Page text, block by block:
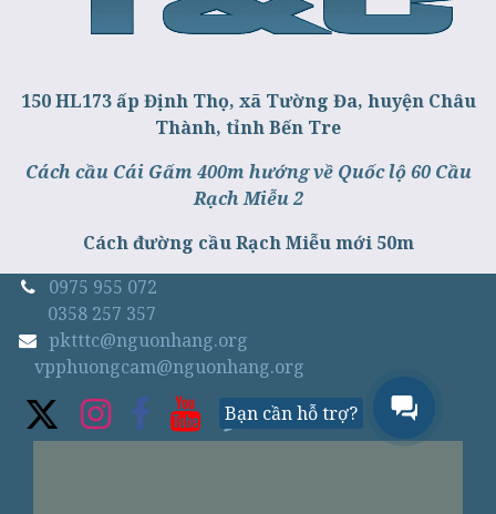
150 HL173 ấp Định Thọ, xã Tường Đa, huyện Châu
Thành, tỉnh Bến Tre
Cách cầu Cái Gấm 400m hướng về Quốc lộ 60 Cầu
Rạch Miễu 2
Cách đường cầu Rạch Miễu mới 50m
0975 955 072
0358 257 357
pktttc@nguonhang.org
vpphuongcam@nguonhang.org
Bạn cần hỗ trợ?